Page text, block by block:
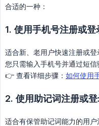
合适的一种：
1. 使用手机号注册或登
适合新、老用户快速注册或登
您只需输入手机号并通过短信
👉 查看详细步骤： 如何使用
2. 使用助记词注册或
适合有保管助记词能力的用户